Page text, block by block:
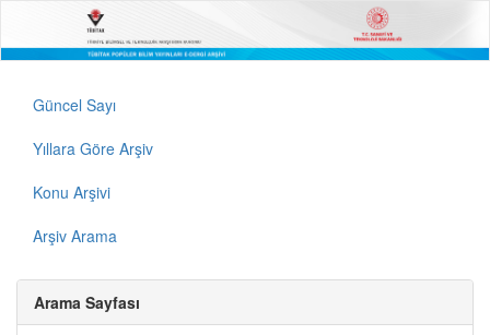
Güncel Sayı
Yıllara Göre Arşiv
Konu Arşivi
Arşiv Arama
Arama Sayfası